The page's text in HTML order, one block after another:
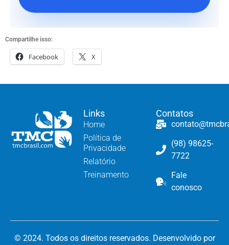
Compartilhe isso:
Facebook X
Links
Home
Política de
Privacidade
Relatório
Treinamento
Contatos
(98) 98625-
7722
Fale
conosco
© 2024. Todos os direitos reservados. Desenvolvido por